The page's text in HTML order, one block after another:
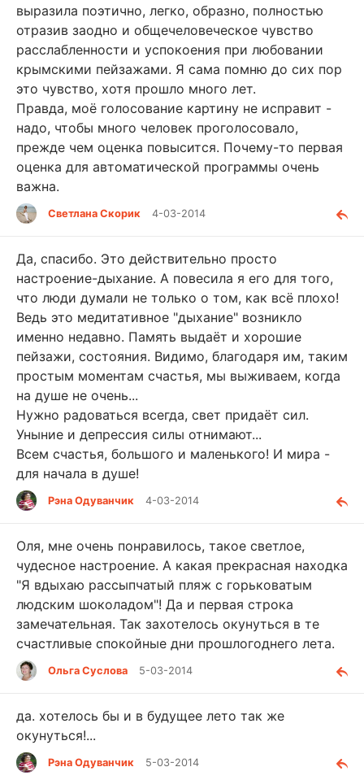
выразила поэтично, легко, образно, полностью
отразив заодно и общечеловеческое чувство
расслабленности и успокоения при любовании
крымскими пейзажами. Я сама помню до сих пор
это чувство, хотя прошло много лет.
Правда, моё голосование картину не исправит -
надо, чтобы много человек проголосовало,
прежде чем оценка повысится. Почему-то первая
оценка для автоматической программы очень
важна.
Светлана Скорик 4-03-2014
Да, спасибо. Это действительно просто
настроение-дыхание. А повесила я его для того,
что люди думали не только о том, как всё плохо!
Ведь это медитативное "дыхание" возникло
именно недавно. Память выдаёт и хорошие
пейзажи, состояния. Видимо, благодаря им, таким
простым моментам счастья, мы выживаем, когда
на душе не очень...
Нужно радоваться всегда, свет придаёт сил.
Уныние и депрессия силы отнимают...
Всем счастья, большого и маленького! И мира -
для начала в душе!
Рэна Одуванчик 4-03-2014
Оля, мне очень понравилось, такое светлое,
чудесное настроение. А какая прекрасная находка
"Я вдыхаю рассыпчатый пляж с горьковатым
людским шоколадом"! Да и первая строка
замечательная. Так захотелось окунуться в те
счастливые спокойные дни прошлогоднего лета.
Ольга Суслова 5-03-2014
да. хотелось бы и в будущее лето так же
окунуться!...
Рэна Одуванчик 5-03-2014